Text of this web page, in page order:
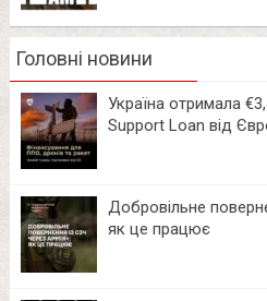
Головні новини
Україна отримала
Support Loan від
Добровільне
як це працює